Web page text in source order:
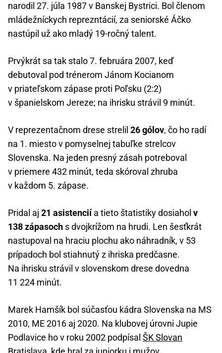
narodil 27. júla 1987 v Banskej Bystrici. Bol členom
mládežníckych reprezntácií, za seniorské Áčko
nastúpil už ako mladý 19-ročný talent.
Prvýkrát sa tak stalo 7. februára 2007, keď
debutoval pod trénerom Jánom Kocianom
v priateľskom zápase proti Poľsku (2:2)
v španielskom Jereze; na ihrisku strávil 9 minút.
V reprezentačnom drese strelil 26 gólov, čo ho radí
na 1. miesto v pomyselnej tabuľke strelcov
Slovenska. Na jeden presný zásah potreboval
v priemere 432 minút, teda skóroval zhruba
v každom 5. zápase.
Pridal aj 21 asistencií a tieto štatistiky dosiahol v
138 zápasoch s dvojkrížom na hrudi. Len šesťkrát
nastupoval na hraciu plochu ako náhradník, v 53
prípadoch bol stiahnutý z ihriska predčasne.
Na ihrisku strávil v slovenskom drese dovedna
11 224 minút.
Marek Hamšík bol súčasťou kádra Slovenska na MS
2010, ME 2016 aj 2020. Na klubovej úrovni Jupie
Podlavice ho v roku 2002 podpísal ŠK Slovan